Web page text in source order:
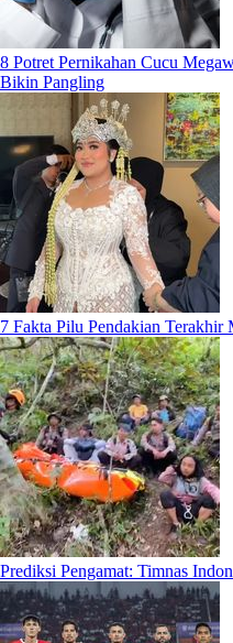
8 Potret Pernikahan Cucu
Bikin Pangling
7 Fakta Pilu Pendakian
Prediksi Pengamat: Timnas